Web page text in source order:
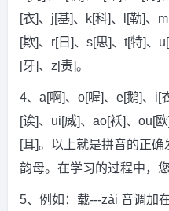
[衣]、j[基]、k[科]、l[勒]、
[欺]、r[日]、s[思]、t[特]、
[牙]、z[责]。
4、a[啊]、o[喔]、e[鹅]、i[
[诶]、ui[威]、ao[袄]、ou[
[耳]。以上就是拼音的正
韵母。在学习的过程中，
5、例如：载---zài 音调加